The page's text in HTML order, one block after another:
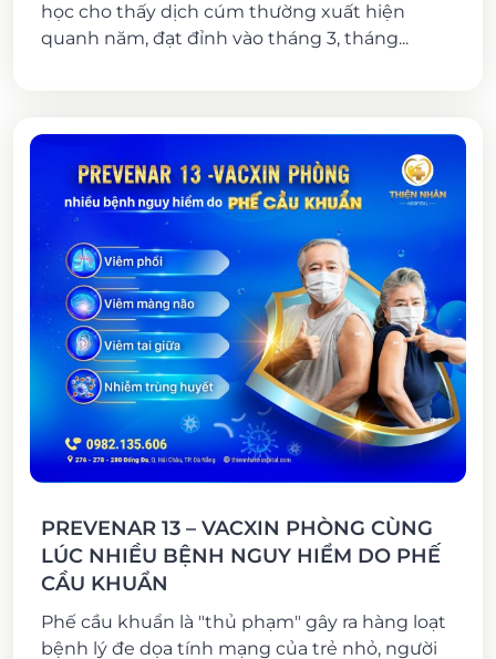
học cho thấy dịch cúm thường xuất hiện
quanh năm, đạt đỉnh vào tháng 3, tháng...
PREVENAR 13 – VACXIN PHÒNG CÙNG
LÚC NHIỀU BỆNH NGUY HIỂM DO PHẾ
CẦU KHUẨN
Phế cầu khuẩn là "thủ phạm" gây ra hàng loạt
bệnh lý đe dọa tính mạng của trẻ nhỏ, người